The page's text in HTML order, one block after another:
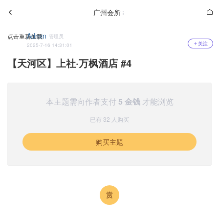
广州会所
点击重新加载
Admin 管理员
2025-7-16 14:31:01
关注
【天河区】上社·万枫酒店 #4
本主题需向作者支付 5 金钱才能浏览
已有 32 人购买
购买主题